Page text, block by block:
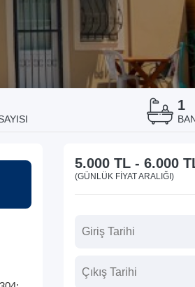
1
5.000 TL- 6.000
(GÜNLÜK FIYAT ARALIĞI)